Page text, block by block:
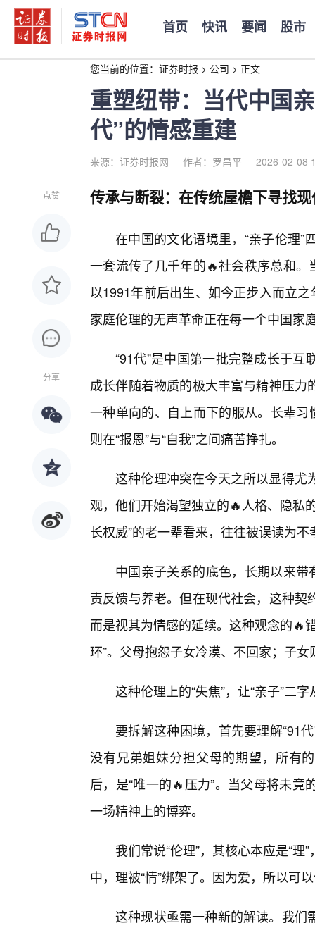
首页 快讯 要闻 股市
您当前的位置： 证券时报 > 公司 > 正文
重塑纽带：当代中国
代”的情感重建
来源：证券时报网 作者：罗昌平 2026-02-08
点赞
分享
传承与断裂：在传统屋檐下寻找
在中国的文化语境里，“亲子伦理
一套流传了几千年的🔥社会秩序总和
以1991年前后出生、如今正步入而立
家庭伦理的无声革命正在每一个中国家
“91代”是中国第一批完整成长于
成长伴随着物质的极大丰富与精神压
一种单向的、自上而下的服从。长辈
则在“报恩”与“自我”之间痛苦挣扎。
这种伦理冲突在今天之所以显得尤
观，他们开始渴望独立的🔥人格、隐私
长权威”的老一辈看来，往往被误读为
中国亲子关系的底色，长期以来带
责反馈与养老。但在现代社会，这种
而是视其为情感的延续。这种观念的🔥
环”。父母抱怨子女冷漠、不回家；子
这种伦理上的“失焦”，让“亲子”二
要拆解这种困境，首先要理解“91
没有兄弟姐妹分担父母的期望，所有
后，是“唯一的🔥压力”。当父母将未
一场精神上的博弈。
我们常说“伦理”，其核心本应是“
中，理被“情”绑架了。因为爱，所以可
这种现状亟需一种新的解读。我们